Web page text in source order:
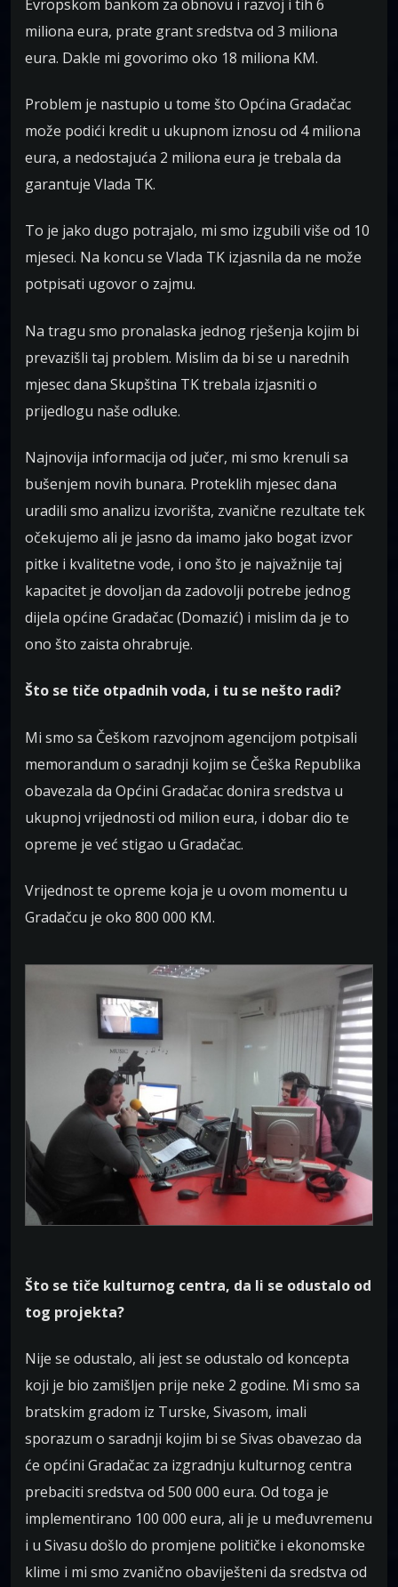
Evropskom bankom za obnovu i razvoj i tih 6
miliona eura, prate grant sredstva od 3 miliona
eura. Dakle mi govorimo oko 18 miliona KM.
Problem je nastupio u tome što Općina Gradačac
može podići kredit u ukupnom iznosu od 4 miliona
eura, a nedostajuća 2 miliona eura je trebala da
garantuje Vlada TK.
To je jako dugo potrajalo, mi smo izgubili više od 10
mjeseci. Na koncu se Vlada TK izjasnila da ne može
potpisati ugovor o zajmu.
Na tragu smo pronalaska jednog rješenja kojim bi
prevazišli taj problem. Mislim da bi se u narednih
mjesec dana Skupština TK trebala izjasniti o
prijedlogu naše odluke.
Najnovija informacija od jučer, mi smo krenuli sa
bušenjem novih bunara. Proteklih mjesec dana
uradili smo analizu izvorišta, zvanične rezultate tek
očekujemo ali je jasno da imamo jako bogat izvor
pitke i kvalitetne vode, i ono što je najvažnije taj
kapacitet je dovoljan da zadovolji potrebe jednog
dijela općine Gradačac (Domazić) i mislim da je to
ono što zaista ohrabruje.
Što se tiče otpadnih voda, i tu se nešto radi?
Mi smo sa Češkom razvojnom agencijom potpisali
memorandum o saradnji kojim se Češka Republika
obavezala da Općini Gradačac donira sredstva u
ukupnoj vrijednosti od milion eura, i dobar dio te
opreme je već stigao u Gradačac.
Vrijednost te opreme koja je u ovom momentu u
Gradačcu je oko 800 000 KM.
Što se tiče kulturnog centra, da li se odustalo od
tog projekta?
Nije se odustalo, ali jest se odustalo od koncepta
koji je bio zamišljen prije neke 2 godine. Mi smo sa
bratskim gradom iz Turske, Sivasom, imali
sporazum o saradnji kojim bi se Sivas obavezao da
će općini Gradačac za izgradnju kulturnog centra
prebaciti sredstva od 500 000 eura. Od toga je
implementirano 100 000 eura, ali je u međuvremenu
i u Sivasu došlo do promjene političke i ekonomske
klime i mi smo zvanično obaviješteni da sredstva od